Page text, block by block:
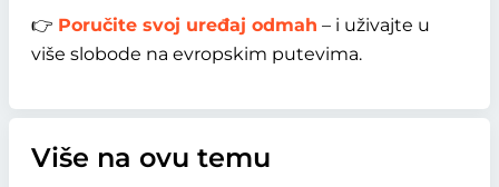
👉 Poručite svoj uređaj odmah – i uživajte u
više slobode na evropskim putevima.
Više na ovu temu